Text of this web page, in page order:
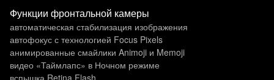
Функции фронтальной камеры
автоматическая стабилизация изображения
автофокус с технологией Focus Pixels
анимированные смайлики Animoji и Memoji
видео «Таймлапс» в Ночном режиме
вспышка Retina Flash